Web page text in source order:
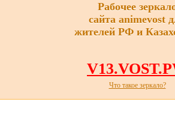
Рабочее
сайта animevost
жителей РФ и
Что такое зеркало?